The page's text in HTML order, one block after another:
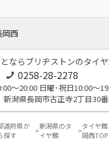
岡西
ならブリヂストンのタイ
0258-28-2278
～20:00 日曜･祝日10:00～
潟県長岡市古正寺2丁目30
道府県か
探す
新潟県のタ
イヤ館
タイヤ館
岡西TOP